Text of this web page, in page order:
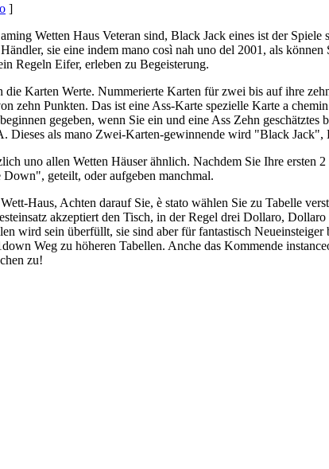
]
Wetten Haus Veteran sind, Black Jack eines ist der Spiele
sie eine indem mano così nah uno del 2001, als
Regeln Eifer, erleben zu Begeisterung.
Karten Werte. Nummerierte Karten für zwei bis auf ihre
zehn Punkten. Das ist eine Ass-Karte spezielle Karte a
gegeben, wenn Sie ein und eine Ass Zehn
Dieses als mano Zwei-Karten-gewinnende wird "Black Jack",
uno allen Wetten Häuser ähnlich. Nachdem Sie Ihre ersten
geteilt, oder aufgeben manchmal.
Haus, Achten darauf Sie, è stato wählen Sie zu Tabelle
akzeptiert den Tisch, in der Regel drei Dollaro,
wird sein überfüllt, sie sind aber für fantastisch Neueinsteiger
Weg zu höheren Tabellen. Anche das Kommende
zu!